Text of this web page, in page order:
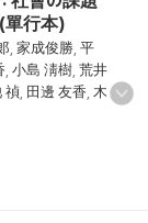
單行本)
家成俊勝 平
小島 淸樹 荒井
禎 田邊 友香 木